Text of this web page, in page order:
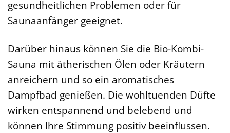
gesundheitlichen Problemen oder für
Saunaanfänger geeignet.
Darüber hinaus können Sie die Bio-Kombi-
Sauna mit ätherischen Ölen oder Kräutern
anreichern und so ein aromatisches
Dampfbad genießen. Die wohltuenden Düfte
wirken entspannend und belebend und
können Ihre Stimmung positiv beeinflussen.